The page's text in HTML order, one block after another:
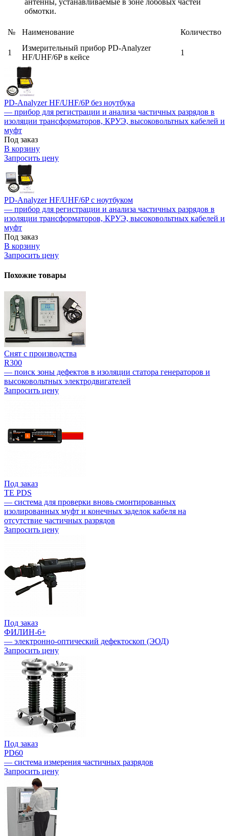
антенны, устанавливаемые в зоне лобовых частей
обмотки.
№ Наименование Количество
1
Измерительный прибор PD-Analyzer
HF/UHF/6P в кейсе
1
PD-Analyzer HF/UHF/6P без ноутбука
— прибор для регистрации и анализа частичных разрядов в
изоляции трансформаторов, КРУЭ, высоковольтных кабелей и
муфт
Под заказ
В корзину
Запросить цену
PD-Analyzer HF/UHF/6P с ноутбуком
— прибор для регистрации и анализа частичных разрядов в
изоляции трансформаторов, КРУЭ, высоковольтных кабелей и
муфт
Под заказ
В корзину
Запросить цену
Похожие товары
Снят с производства
R300
— поиск зоны дефектов в изоляции статора генераторов и
высоковольтных электродвигателей
Запросить цену
Под заказ
TE PDS
— система для проверки вновь смонтированных
изолированных муфт и конечных заделок кабеля на
отсутствие частичных разрядов
Запросить цену
Под заказ
ФИЛИН-6+
— электронно-оптический дефектоскоп (ЭОД)
Запросить цену
Под заказ
PD60
— система измерения частичных разрядов
Запросить цену